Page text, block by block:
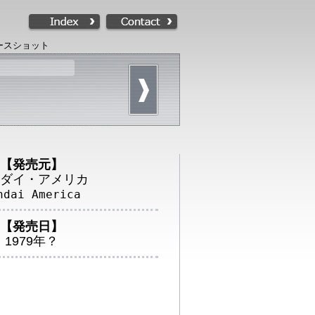
スショット
【発売元】
イ・アメリカ
America
【発売日】
1979年？